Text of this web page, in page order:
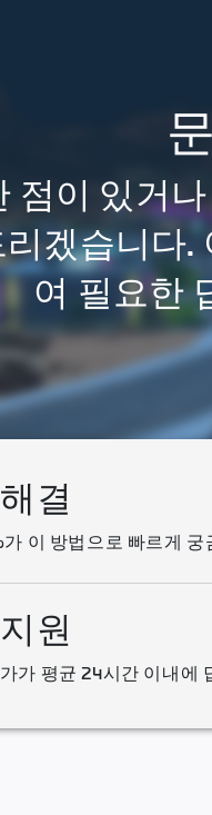
점이 있거
겠습니다.
여 필요한
결
이 방법으로 빠르게 궁
원
가 평균 24시간 이내에